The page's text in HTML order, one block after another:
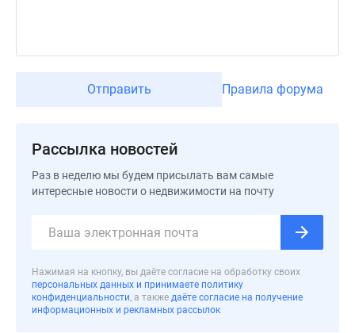
поселки
коттеджные
Коттеджные
поселки
Отправить Правила форума
Рассылка новостей
Раз в неделю мы будем присылать вам самые
интересные новости о недвижимости на почту
Нажимая на кнопку, вы даёте согласие на обработку своих
персональных данных и принимаете политику
конфиденциальности, а также даёте согласие на получение
информационных и рекламных рассылок